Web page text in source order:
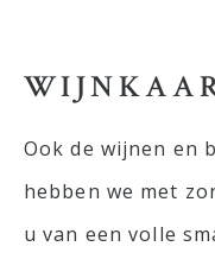
Ook de wijnen en
hebben we met
u van een volle